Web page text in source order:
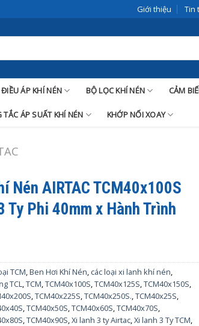
Giới thiệu Tin
ÁP KHÍ NÉN BỘ LỌC KHÍ NÉN CẢM
TẮC ÁP SUẤT KHÍ NÉN KHỚP NỐI XOAY
Nén AIRTAC TCM40x100S
Ty Phi 40mm x Hành Trình
TCM,Ben Hơi Khí Nén, các loại xi lanh khí nén,
TCL,TCM,TCM40x100S,TCM40x125S,TCM40x150S,
,TCM40x225S,TCM40x250S.,TCM40x25S,
,TCM40x50S,TCM40x60S,TCM40x70S,
,TCM40x90S,Xi lanh 3 ty Airtac,Xi lanh 3 Ty TCM,